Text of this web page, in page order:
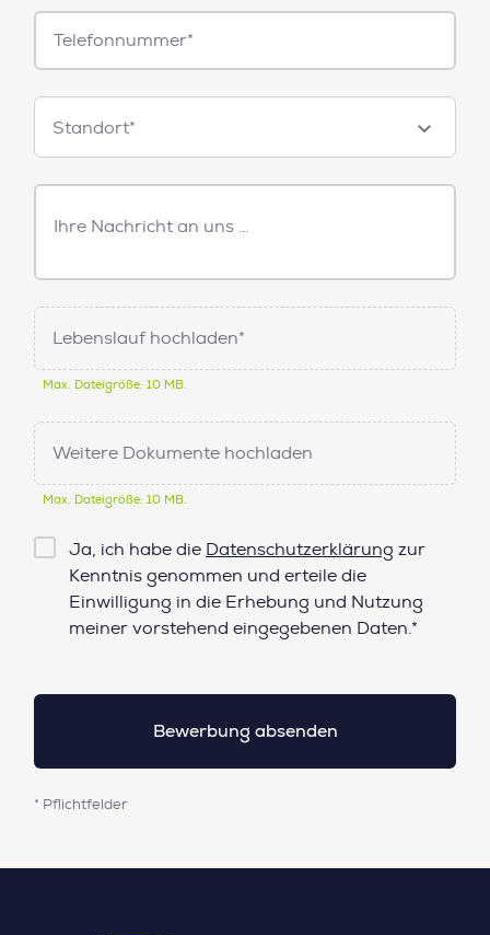
Telefonnummer
Standorte
Standort*
Freitext
Nachricht
Lebenslauf hochladen*
Max. Dateigröße: 10 MB.
Weitere Dokumente hochladen
Max. Dateigröße: 10 MB.
Checkbox
Datenschutz*
Ja, ich habe die Datenschutzerklärung zur
Kenntnis genommen und erteile die
Einwilligung in die Erhebung und Nutzung
meiner vorstehend eingegebenen Daten.*
* Pflichtfelder